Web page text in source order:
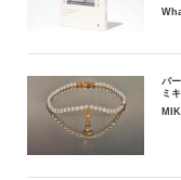
パ
ミ